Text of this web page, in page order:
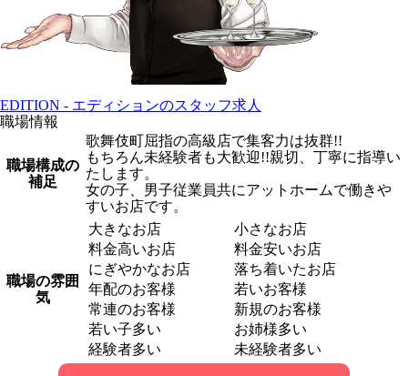
EDITION - エディションのスタッフ求人
職場情報
職場構成の
補足
歌舞伎町屈指の高級店で集客力は抜群!!
もちろん未経験者も大歓迎!!親切、丁寧に指導い
たします。
女の子、男子従業員共にアットホームで働きや
すいお店です。
職場の雰囲
気
大きなお店
小さなお店
料金高いお店
料金安いお店
にぎやかなお店
落ち着いたお店
年配のお客様
若いお客様
常連のお客様
新規のお客様
若い子多い
お姉様多い
経験者多い
未経験者多い